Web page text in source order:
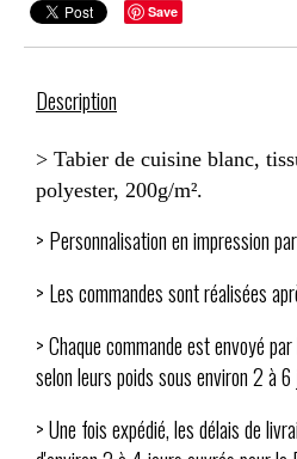
Save
Description
> Tabier de cuisine blanc,
polyester, 200g/m².
> Personnalisation en impression
> Les commandes sont réalisées
> Chaque commande est envoyé
selon leurs poids sous environ 2 à
> Une fois expédié, les délais de